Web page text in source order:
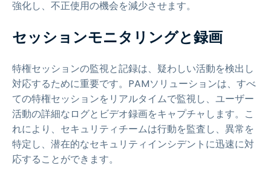
強化し、不正使用の機会を減少させます。
セッションモニタリングと録画
特権セッションの監視と記録は、疑わしい活動を検出し
対応するために重要です。PAMソリューションは、すべ
ての特権セッションをリアルタイムで監視し、ユーザー
活動の詳細なログとビデオ録画をキャプチャします。こ
れにより、セキュリティチームは行動を監査し、異常を
特定し、潜在的なセキュリティインシデントに迅速に対
応することができます。